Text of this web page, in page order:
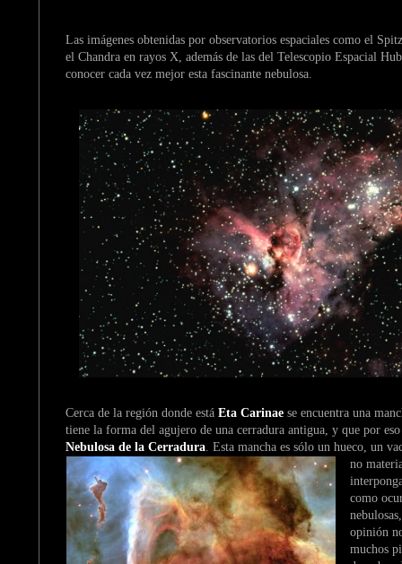
Las imágenes obtenidas por observatorios espaciales como el
el Chandra en rayos X, además de las del Telescopio Espacial
conocer cada vez mejor esta fascinante nebulosa.
Cerca de la región donde está Eta Carinae se encuentra una
tiene la forma del agujero de una cerradura antigua, y que por
Nebulosa de la Cerradura . Esta mancha es sólo un hueco, un
no
como
opinión
muchos